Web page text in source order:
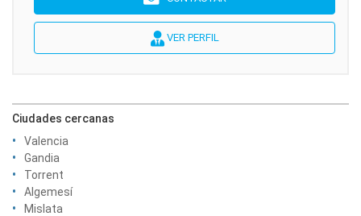
VER PERFIL
Ciudades cercanas
Valencia
Gandia
Torrent
Algemesí
Mislata